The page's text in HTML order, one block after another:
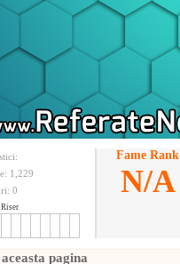
1,229
0
Riser
Fame Rank
N/A
pagina